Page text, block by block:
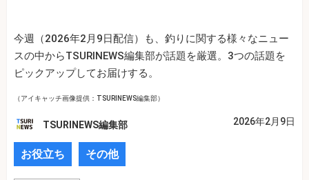
今週（2026年2月9日配信）も、釣りに関する様々なニュー
スの中からTSURINEWS編集部が話題を厳選。3つの話題を
ピックアップしてお届けする。
（アイキャッチ画像提供：TSURINEWS編集部）
TSURINEWS編集部 2026年2月9日
お役立ち その他